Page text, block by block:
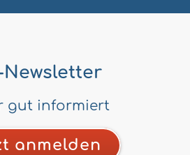
Newsletter
gut informiert
anmelden